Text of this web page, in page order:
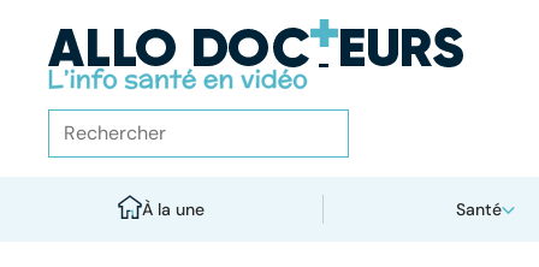
À la une Santé